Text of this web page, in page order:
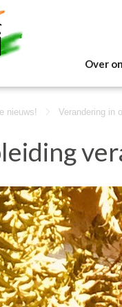
Over
nieuws! Verandering in